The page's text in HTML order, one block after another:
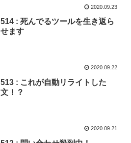
2020.09.23
514 : 死んでるツールを生き返ら
せます
2020.09.22
513 : これが自動リライトした
文！？
2020.09.21